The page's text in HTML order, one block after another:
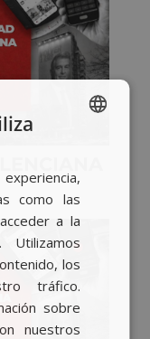
BASQUE
ENGLISH
como las
a la
Utilizamos
los
tráfico.
sobre
nuestros